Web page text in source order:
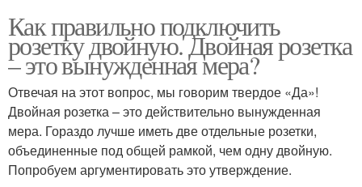
Как правильно подключить
розетку двойную. Двойная розетка
– это вынужденная мера?
Отвечая на этот вопрос, мы говорим твердое «Да»!
Двойная розетка – это действительно вынужденная
мера. Гораздо лучше иметь две отдельные розетки,
объединенные под общей рамкой, чем одну двойную.
Попробуем аргументировать это утверждение.